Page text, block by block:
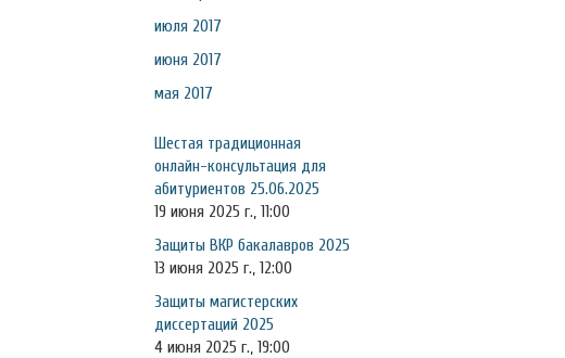
июля 2017
июня 2017
мая 2017
Шестая традиционная
онлайн-консультация для
абитуриентов 25.06.2025
19 июня 2025 г., 11:00
Защиты ВКР бакалавров 2025
13 июня 2025 г., 12:00
Защиты магистерских
диссертаций 2025
4 июня 2025 г., 19:00